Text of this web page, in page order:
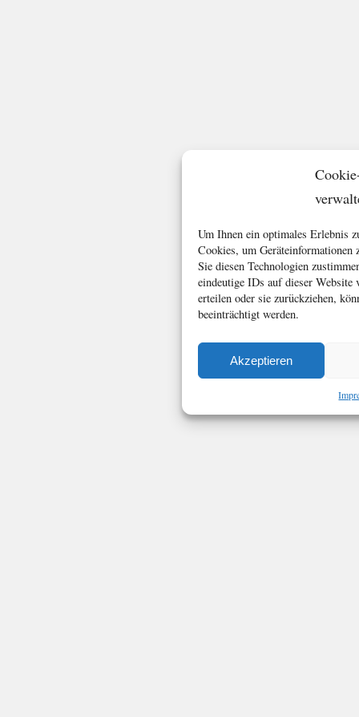
Um Ihnen ein optimales Erlebnis
Cookies, um Geräteinformationen
Sie diesen Technologien
eindeutige IDs auf dieser
erteilen oder sie zurückziehen,
beeinträchtigt werden.
Akzeptieren